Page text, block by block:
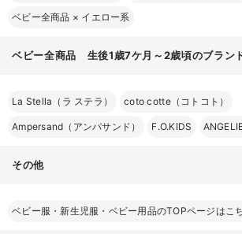
ベビー全商品 × イエロー系
ベビー全商品 生後1歳7ケ月～2歳頃のブラン
La Stella（ラ ステラ） coto cotte（コトコト）
Ampersand（アンパサンド） F.O.KIDS
その他
ベビー服・新生児服・ベビー用品のTOPページはこ